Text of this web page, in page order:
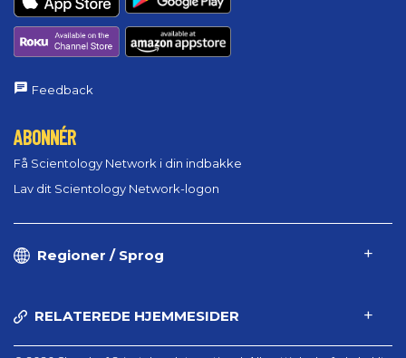
Feedback
ABONNÉR
Få Scientology Network i din indbakke
Lav dit Scientology Network-logon
Regioner / Sprog
RELATEREDE HJEMMESIDER